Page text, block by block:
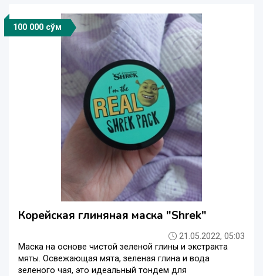
100 000 сўм
Корейская глиняная маска "Shrek"
21.05.2022, 05:03
Маска на основе чистой зеленой глины и экстракта
мяты. Освежающая мята, зеленая глина и вода
зеленого чая, это идеальный тондем для